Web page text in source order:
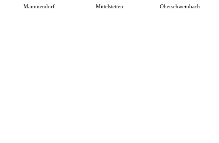
Mammendorf Mittelstetten Oberschweinbach